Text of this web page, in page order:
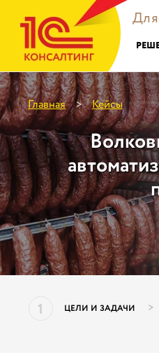
Для
Главная > Кейсы
1 ЦЕЛИ И ЗАДАЧИ >